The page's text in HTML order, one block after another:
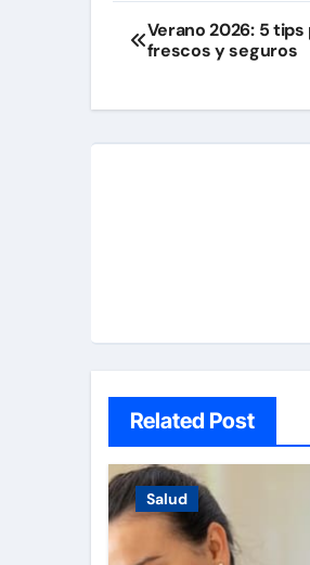
Navegación
de
entradas
Verano 2026: 5
frescos y seguros
Related Post
Salud